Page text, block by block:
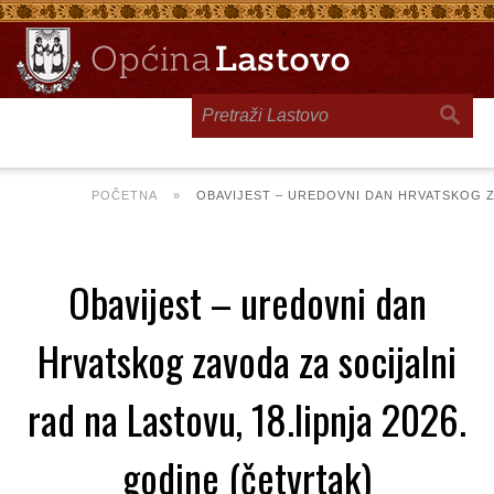
POČETNA » OBAVIJEST – UREDOVNI DAN HRVATSKOG
Obavijest – uredovni dan
Hrvatskog zavoda za socijalni
rad na Lastovu, 18.lipnja 2026.
godine (četvrtak)